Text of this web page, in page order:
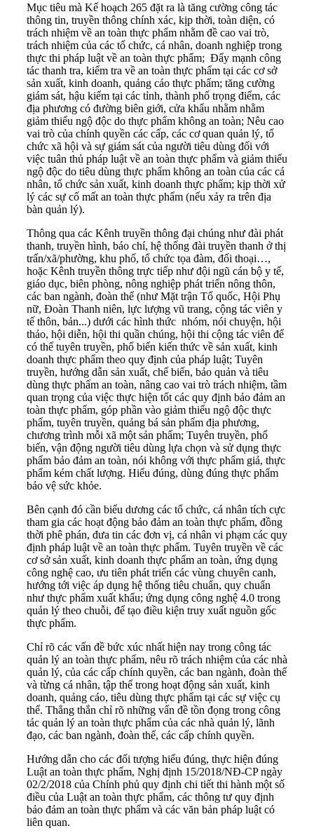
Mục tiêu mà Kế hoạch 265 đặt ra là tăng cường công tác
thông tin, truyền thông chính xác, kịp thời, toàn diện, có
trách nhiệm về an toàn thực phẩm nhằm đề cao vai trò,
trách nhiệm của các tổ chức, cá nhân, doanh nghiệp trong
thực thi pháp luật về an toàn thực phẩm; Đẩy mạnh công
tác thanh tra, kiểm tra về an toàn thực phẩm tại các cơ sở
sản xuất, kinh doanh, quảng cáo thực phẩm; tăng cường
giám sát, hậu kiểm tại các tỉnh, thành phố trọng điểm, các
địa phương có đường biên giới, cửa khẩu nhằm nhằm
giảm thiểu ngộ độc do thực phẩm không an toàn; Nêu cao
vai trò của chính quyền các cấp, các cơ quan quản lý, tổ
chức xã hội và sự giám sát của người tiêu dùng đối với
việc tuân thủ pháp luật về an toàn thực phẩm và giảm thiểu
ngộ độc do tiêu dùng thực phẩm không an toàn của các cá
nhân, tổ chức sản xuất, kinh doanh thực phẩm; kịp thời xử
lý các sự cố mất an toàn thực phẩm (nếu xảy ra trên địa
bàn quản lý).
Thông qua các Kênh truyền thông đại chúng như đài phát
thanh, truyền hình, báo chí, hệ thống đài truyền thanh ở thị
trấn/xã/phường, khu phố, tổ chức tọa đàm, đối thoại…,
hoặc Kênh truyền thông trực tiếp như đội ngũ cán bộ y tế,
giáo dục, biên phòng, nông nghiệp phát triển nông thôn,
các ban ngành, đoàn thể (như Mặt trận Tổ quốc, Hội Phụ
nữ, Đoàn Thanh niên, lực lượng vũ trang, cộng tác viên y
tế thôn, bản...) dưới các hình thức nhóm, nói chuyện, hội
thảo, hội diễn, hội thi quần chúng, hội thi cộng tác viên để
có thể tuyên truyền, phổ biến kiến thức về sản xuất, kinh
doanh thực phẩm theo quy định của pháp luật; Tuyên
truyền, hướng dẫn sản xuất, chế biến, bảo quản và tiêu
dùng thực phẩm an toàn, nâng cao vai trò trách nhiệm, tầm
quan trọng của việc thực hiện tốt các quy định bảo đảm an
toàn thực phẩm, góp phần vào giảm thiểu ngộ độc thực
phẩm, tuyên truyền, quảng bá sản phẩm địa phương,
chương trình mỗi xã một sản phẩm; Tuyên truyền, phổ
biến, vận động người tiêu dùng lựa chọn và sử dụng thực
phẩm bảo đảm an toàn, nói không với thực phẩm giả, thực
phẩm kém chất lượng. Hiểu đúng, dùng đúng thực phẩm
bảo vệ sức khỏe.
Bên cạnh đó cần biểu dương các tổ chức, cá nhân tích cực
tham gia các hoạt động bảo đảm an toàn thực phẩm, đồng
thời phê phán, đưa tin các đơn vị, cá nhân vi phạm các quy
định pháp luật về an toàn thực phẩm. Tuyên truyền về các
cơ sở sản xuất, kinh doanh thực phẩm an toàn, ứng dụng
công nghệ cao, ưu tiên phát triển các vùng chuyên canh,
hướng tới việc áp dụng hệ thống tiêu chuẩn, quy chuẩn
như thực phẩm xuất khẩu; ứng dụng công nghệ 4.0 trong
quản lý theo chuỗi, để tạo điều kiện truy xuất nguồn gốc
thực phẩm.
Chỉ rõ các vấn đề bức xúc nhất hiện nay trong công tác
quản lý an toàn thực phẩm, nêu rõ trách nhiệm của các nhà
quản lý, của các cấp chính quyền, các ban ngành, đoàn thể
và từng cá nhân, tập thể trong hoạt động sản xuất, kinh
doanh, quảng cáo, tiêu dùng thực phẩm tại các sự việc cụ
thể. Thẳng thắn chỉ rõ những vấn đề tồn đọng trong công
tác quản lý an toàn thực phẩm của các nhà quản lý, lãnh
đạo, các ban ngành, đoàn thể, các cấp chính quyền.
Hướng dẫn cho các đối tượng hiểu đúng, thực hiện đúng
Luật an toàn thực phẩm, Nghị định 15/2018/NĐ-CP ngày
02/2/2018 của Chính phủ quy định chi tiết thi hành một số
điều của Luật an toàn thực phẩm, các thông tư quy định
bảo đảm an toàn thực phẩm và các văn bản pháp luật có
liên quan.